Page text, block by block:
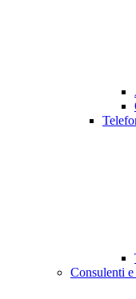
Consulenti